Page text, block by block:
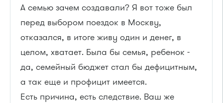
А семью зачем создавали? Я вот тоже был
перед выбором поездок в Москву,
отказался, в итоге живу один и денег, в
целом, хватает. Была бы семья, ребенок -
да, семейный бюджет стал бы дефицитным,
а так еще и профицит имеется.
Есть причина, есть следствие. Ваш же